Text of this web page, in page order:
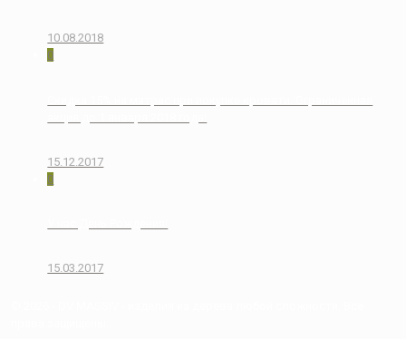
10.08.2018
0
15.12.2017
0
15.03.2017